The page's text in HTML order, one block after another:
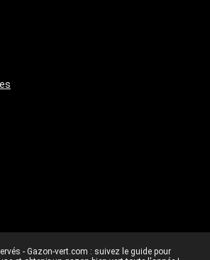
- Gazon-vert.com : suivez le guide pour